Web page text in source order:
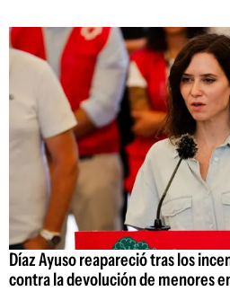
Díaz Ayuso reapareció tras los
contra la devolución de menores